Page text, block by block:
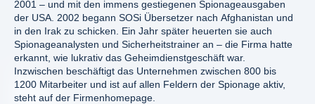
2001 – und mit den immens gestiegenen Spionageausgaben
der USA. 2002 begann SOSi Übersetzer nach Afghanistan und
in den Irak zu schicken. Ein Jahr später heuerten sie auch
Spionageanalysten und Sicherheitstrainer an – die Firma hatte
erkannt, wie lukrativ das Geheimdienstgeschäft war.
Inzwischen beschäftigt das Unternehmen zwischen 800 bis
1200 Mitarbeiter und ist auf allen Feldern der Spionage aktiv,
steht auf der Firmenhomepage.